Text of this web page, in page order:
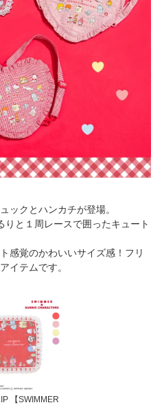
ックとハンカチが登場。
と１周レースで囲ったキュート
感覚のかわいいサイズ感！フリ
イテムです。
【SWIMMER